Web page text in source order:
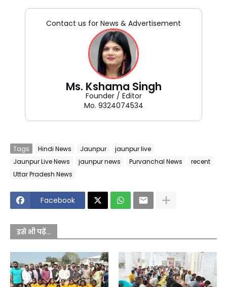
Contact us for News & Advertisement
Ms. Kshama Singh
Founder / Editor
Mo. 9324074534
Tags Hindi News Jaunpur
jaunpur live
Jaunpur Live News
jaunpur news Purvanchal News
recent
Uttar Pradesh News
Facebook
इसे भी पढ़ें...